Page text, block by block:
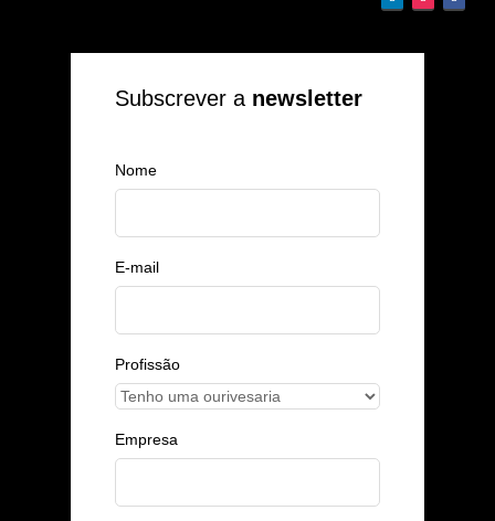
Subscrever a newsletter
Nome
E-mail
Profissão
Empresa